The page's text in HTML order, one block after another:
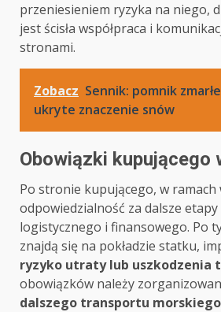
przeniesieniem ryzyka na niego,
jest ścisła współpraca i
stronami.
Zobacz Sennik: pomnik
ukryte znaczenie snów
Obowiązki kupującego
Po stronie kupującego, w ramach
odpowiedzialność za dalsze
logistycznego i finansowego. Po
znajdą się na pokładzie statku,
ryzyko utraty lub uszkodzenia
obowiązków należy
dalszego transportu morskiego